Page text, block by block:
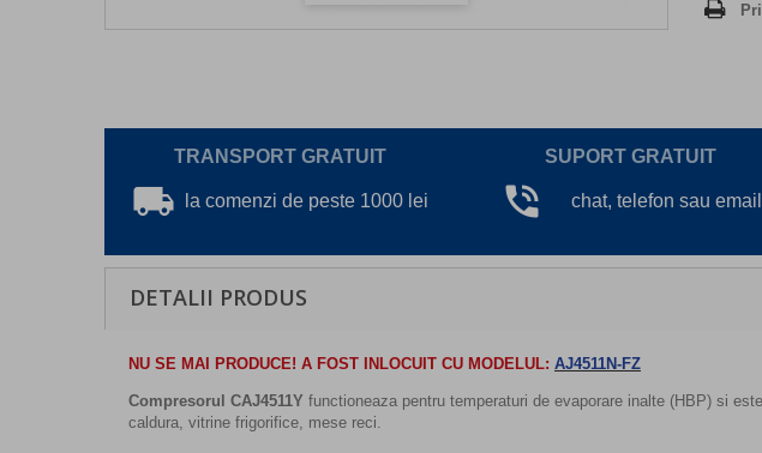
TRANSPORT GRATUIT
local_shipping la comenzi de peste 1000 lei
SUPORT GRATUIT
phone_in_talk chat, telefon sau email
DETALII PRODUS
NU SE MAI PRODUCE! A FOST INLOCUIT CU MODELUL: AJ4511N-FZ
Compresorul CAJ4511Y functioneaza pentru temperaturi de evaporare inalte (HBP) si
caldura, vitrine frigorifice, mese reci.